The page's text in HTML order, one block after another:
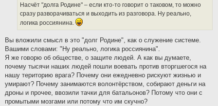
Насчёт "долга Родине" – если кто-то говорит о таковом, то можно
сразу разворачиваться и выходить из разговора. Ну реально,
логика россиянина.
Вы вложили смысл в это "долг Родине", как о служение системе.
Вашими словами: "Ну реально, логика россиянина".
Я же говорю об обществе, о защите людей. А как вы думаете,
почему тысячи наших людей пошли воевать против вторгшегося на
нашу територию врага? Почему они ежедневно рискуют жизнью и
умирают? Почему занимаются волонтёрством, собирают деньги на
дроны и прочее, ввозили тачки для батальонов? Потому что они с
промытыми мозгами или потому что им скучно?